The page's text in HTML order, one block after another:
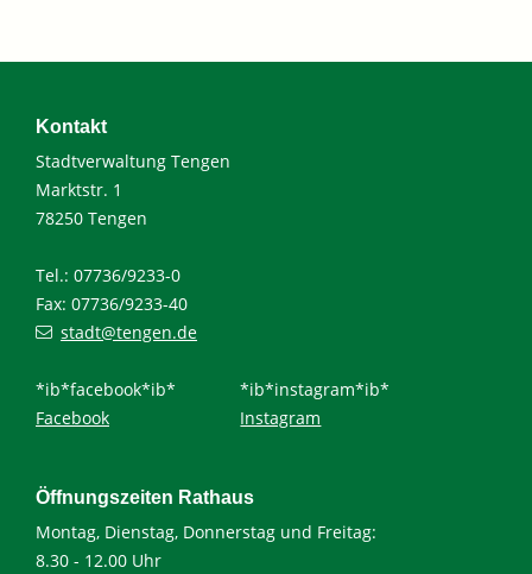
Kontakt
Stadtverwaltung Tengen
Marktstr. 1
78250 Tengen
Tel.: 07736/9233-0
Fax: 07736/9233-40
stadt@tengen.de
*ib*facebook*ib*
Facebook
*ib*instagram*ib*
Instagram
Öffnungszeiten Rathaus
Montag, Dienstag, Donnerstag und Freitag:
8.30 - 12.00 Uhr